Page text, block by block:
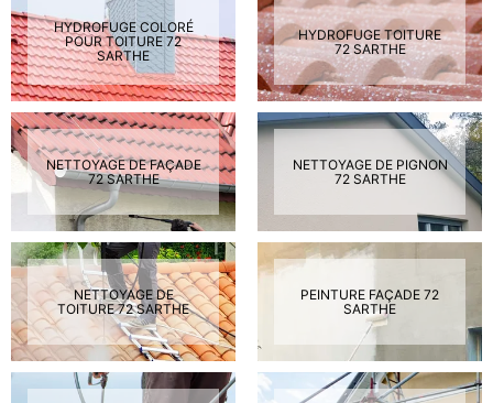
HYDROFUGE COLORÉ
POUR TOITURE 72
SARTHE
HYDROFUGE TOITURE
72 SARTHE
NETTOYAGE DE FAÇADE
72 SARTHE
NETTOYAGE DE PIGNON
72 SARTHE
NETTOYAGE DE
TOITURE 72 SARTHE
PEINTURE FAÇADE 72
SARTHE